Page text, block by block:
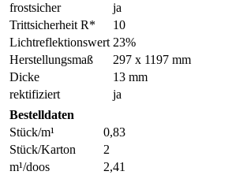
frostsicher
ja
Trittsicherheit R*
10
Lichtreflektionswert 23%
Herstellungsmaß
297 x 1197 mm
Dicke
13 mm
rektifiziert
ja
Bestelldaten
Stück/m¹
0,83
Stück/Karton
2
m¹/doos
2,41